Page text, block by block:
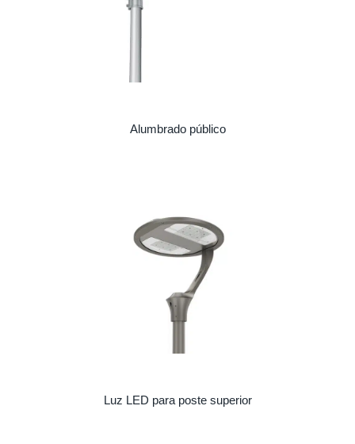
Alumbrado público
Luz LED para poste superior